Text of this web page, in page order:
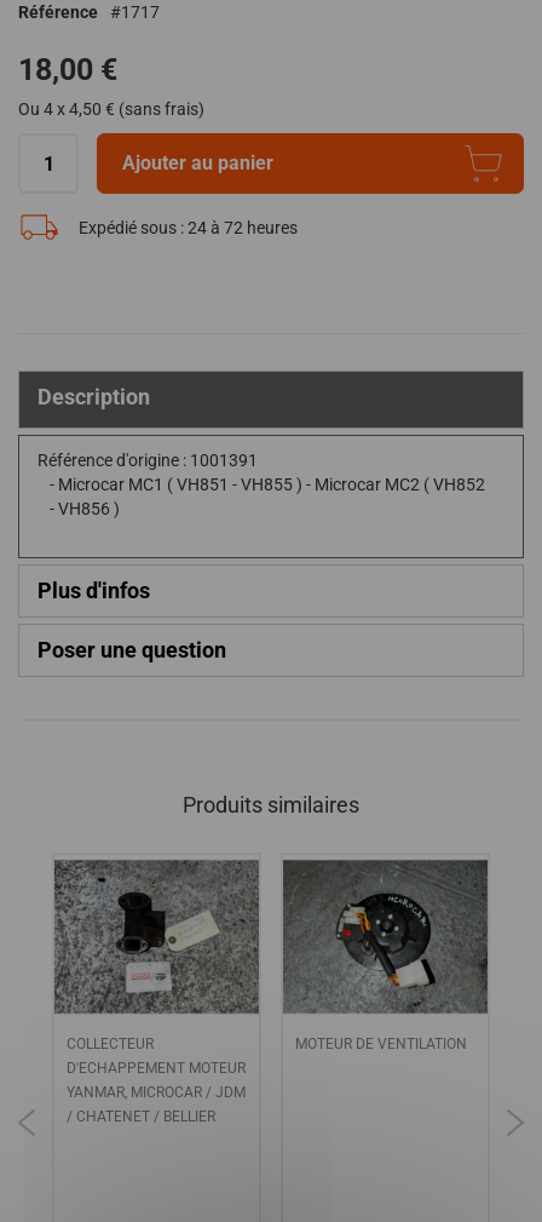
de
Galerie
Référence 1717
18,00 €
Ou 4 x 4,50 € (sans frais)
Ajouter au panier
Expédié sous :24 à 72 heures
Description
Référence d'origine : 1001391
- Microcar MC1 ( VH851 - VH855 ) - Microcar MC2 ( VH852
- VH856 )
Plus d'infos
Poser une question
Produits similaires
COLLECTEUR
D'ECHAPPEMENT MOTEUR
YANMAR, MICROCAR / JDM
/ CHATENET / BELLIER
MOTEUR DE VENTILATION